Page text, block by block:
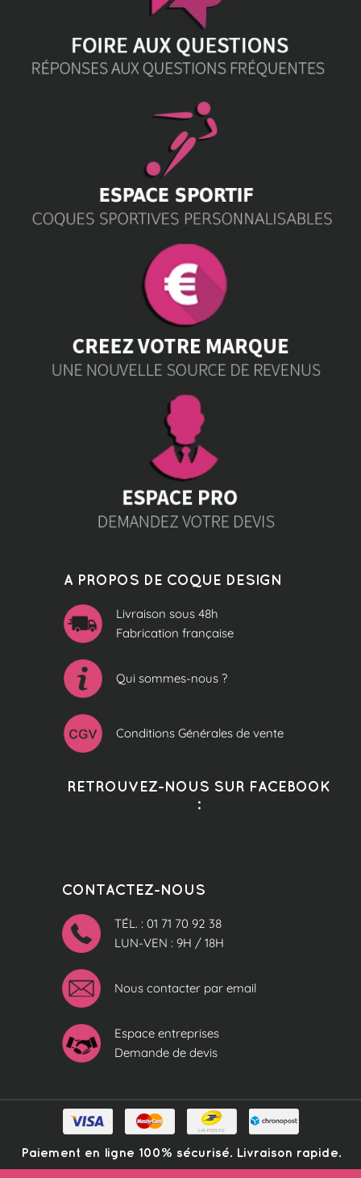
A PROPOS DE COQUE DESIGN
Livraison sous 48h
Fabrication française
Qui sommes-nous ?
Conditions Générales de vente
RETROUVEZ-NOUS SUR FACEBOOK
:
CONTACTEZ-NOUS
TÉL. : 01 71 70 92 38
LUN-VEN : 9H / 18H
Nous contacter par email
Espace entreprises
Demande de devis
Paiement en ligne 100% sécurisé. Livraison rapide.